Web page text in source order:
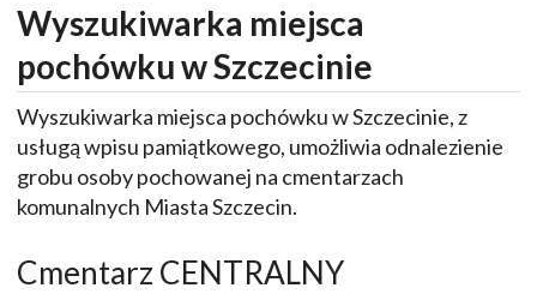
Wyszukiwarka miejsca
pochówku w Szczecinie
Wyszukiwarka miejsca pochówku w Szczecinie, z
usługą wpisu pamiątkowego, umożliwia odnalezienie
grobu osoby pochowanej na cmentarzach
komunalnych Miasta Szczecin.
Cmentarz CENTRALNY